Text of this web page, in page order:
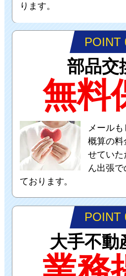
ります。
POINT
部品交
無料
メール
概算の料
せていた
ん出張
ております。
POINT
大手不動